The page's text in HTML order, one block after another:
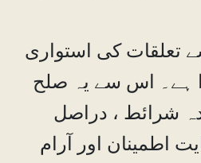
تعلقات کی استواری
ہے۔ اس سے یہ صلح
شرائط ، دراصل
اطمینان اور آرام